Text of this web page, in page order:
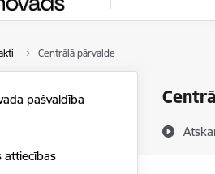
Centrālā pārvalde
pašvaldība
attiecības